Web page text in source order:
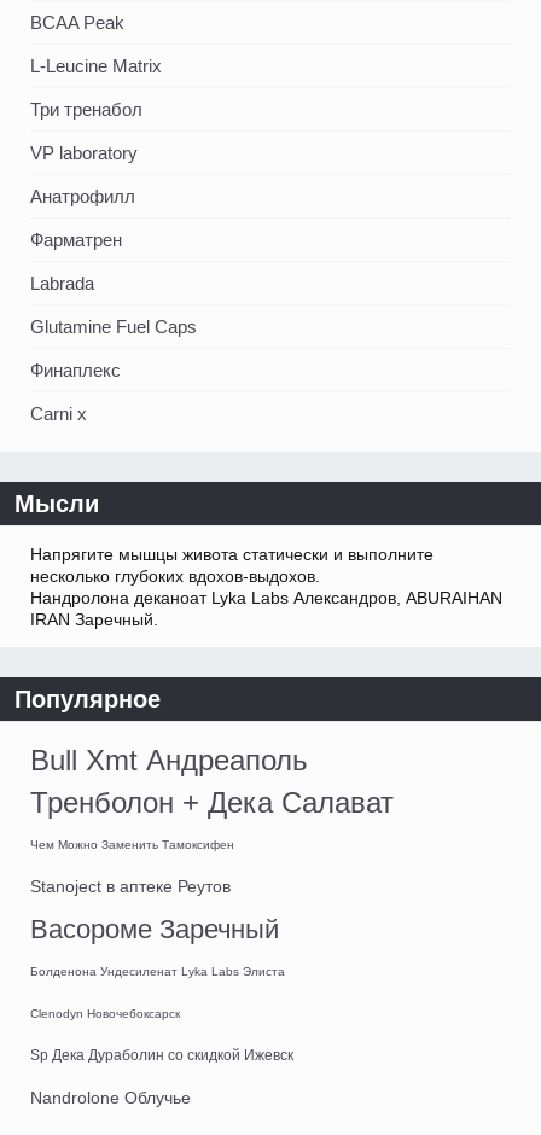
BCAA Peak
L-Leucine Matrix
Три тренабол
VP laboratory
Анатрофилл
Фарматрен
Labrada
Glutamine Fuel Caps
Финаплекс
Carni x
Мысли
Напрягите мышцы живота статически и выполните
несколько глубоких вдохов-выдохов.
Нандролона деканоат Lyka Labs Александров, ABURAIHAN
IRAN Заречный.
Популярное
Bull Xmt Андреаполь
Тренболон + Дека Салават
Чем Можно Заменить Тамоксифен
Stanoject в аптеке Реутов
Васороме Заречный
Болденона Ундесиленат Lyka Labs Элиста
Clenodyn Новочебоксарск
Sp Дека Дураболин со скидкой Ижевск
Nandrolone Облучье